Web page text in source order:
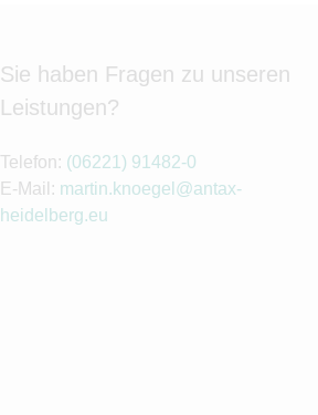
Sie haben Fragen zu unseren
Leistungen?
Telefon: (06221) 91482-0
E-Mail: martin.knoegel@antax-
heidelberg.eu